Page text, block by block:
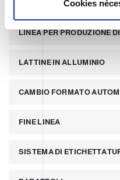
m
Cookies
PALLETTIZZATORI PER
LINEA PER PRODUZIONE
LATTINE IN ALLUMINIO
CAMBIO FORMATO
FINE LINEA
SISTEMA DI